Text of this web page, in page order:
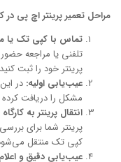
مراحل تعمیر پرینتر اچ پی
تماس با کپی تک یا
تلفنی یا مراجعه
پرینتر خود را ثبت
عیب‌یابی اولیه: در
مشکل را دریافت
انتقال پرینتر به
پرینتر شما برای
کپی تک منتقل
عیب‌یابی دقیق و